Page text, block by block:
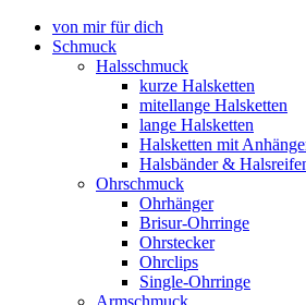
von mir für dich
Schmuck
Halsschmuck
kurze Halsketten
mitellange Halsketten
lange Halsketten
Halsketten mit
Halsbänder &
Ohrschmuck
Ohrhänger
Brisur-Ohrringe
Ohrstecker
Ohrclips
Single-Ohrringe
Armschmuck